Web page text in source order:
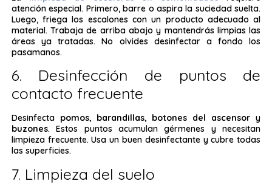
atención especial. Primero, barre o aspira la suciedad suelta.
Luego, friega los escalones con un producto adecuado al
material. Trabaja de arriba abajo y mantendrás limpias las
áreas ya tratadas. No olvides desinfectar a fondo los
pasamanos.
6. Desinfección de puntos de
contacto frecuente
Desinfecta pomos, barandillas, botones del ascensor y
buzones. Estos puntos acumulan gérmenes y necesitan
limpieza frecuente. Usa un buen desinfectante y cubre todas
las superficies.
7. Limpieza del suelo